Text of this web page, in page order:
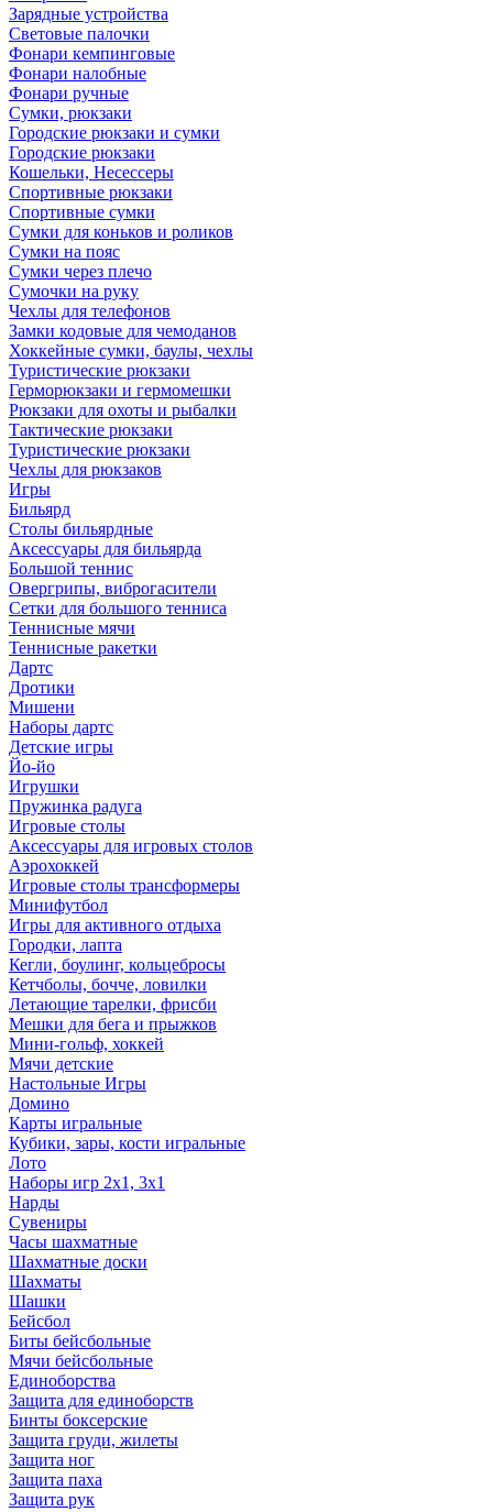
Зарядные устройства
Световые палочки
Фонари кемпинговые
Фонари налобные
Фонари ручные
Сумки, рюкзаки
Городские рюкзаки и сумки
Городские рюкзаки
Кошельки, Несессеры
Спортивные рюкзаки
Спортивные сумки
Сумки для коньков и роликов
Сумки на пояс
Сумки через плечо
Сумочки на руку
Чехлы для телефонов
Замки кодовые для чемоданов
Хоккейные сумки, баулы, чехлы
Туристические рюкзаки
Герморюкзаки и гермомешки
Рюкзаки для охоты и рыбалки
Тактические рюкзаки
Туристические рюкзаки
Чехлы для рюкзаков
Игры
Бильярд
Столы бильярдные
Аксессуары для бильярда
Большой теннис
Овергрипы, виброгасители
Сетки для большого тенниса
Теннисные мячи
Теннисные ракетки
Дартс
Дротики
Мишени
Наборы дартс
Детские игры
Йо-йо
Игрушки
Пружинка радуга
Игровые столы
Аксессуары для игровых столов
Аэрохоккей
Игровые столы трансформеры
Минифутбол
Игры для активного отдыха
Городки, лапта
Кегли, боулинг, кольцебросы
Кетчболы, бочче, ловилки
Летающие тарелки, фрисби
Мешки для бега и прыжков
Мини-гольф, хоккей
Мячи детские
Настольные Игры
Домино
Карты игральные
Кубики, зары, кости игральные
Лото
Наборы игр 2х1, 3х1
Нарды
Сувениры
Часы шахматные
Шахматные доски
Шахматы
Шашки
Бейсбол
Биты бейсбольные
Мячи бейсбольные
Единоборства
Защита для единоборств
Бинты боксерские
Защита груди, жилеты
Защита ног
Защита паха
Защита рук